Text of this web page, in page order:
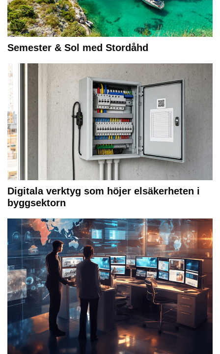
Semester & Sol med Stordåhd
Digitala verktyg som höjer elsäkerheten i
byggsektorn